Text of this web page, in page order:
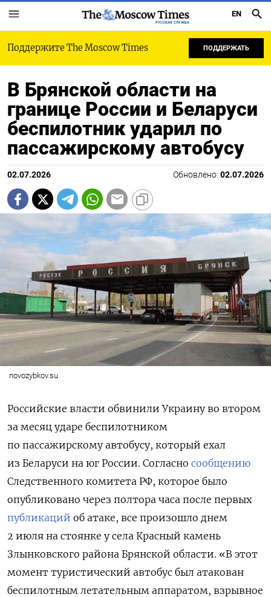
РУССКАЯ СЛУЖБА
EN
Поддержите The Moscow Times ПОДДЕРЖАТЬ
В Брянской области на
границе России и Беларуси
беспилотник ударил по
пассажирскому автобусу
02.07.2026 Обновлено: 02.07.2026
novozybkov.su
Российские власти обвинили Украину во втором
за месяц ударе беспилотником
по пассажирскому автобусу, который ехал
из Беларуси на юг России. Согласно сообщению
Следственного комитета РФ, которое было
опубликовано через полтора часа после первых
публикаций об атаке, все произошло днем
2 июля на стоянке у села Красный камень
Злынковского района Брянской области. «В этот
момент туристический автобус был атакован
беспилотным летательным аппаратом, взрывное